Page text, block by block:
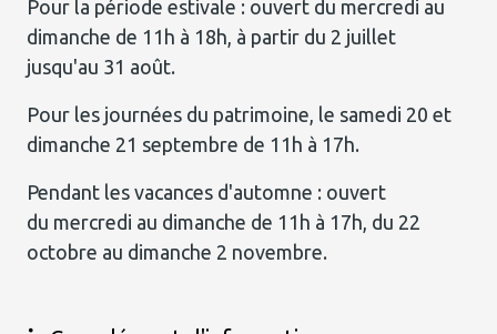
Pour la période estivale : ouvert du mercredi au
dimanche de 11h à 18h, à partir du 2 juillet
jusqu'au 31 août.
Pour les journées du patrimoine, le samedi 20 et
dimanche 21 septembre de 11h à 17h.
Pendant les vacances d'automne : ouvert
du mercredi au dimanche de 11h à 17h, du 22
octobre au dimanche 2 novembre.